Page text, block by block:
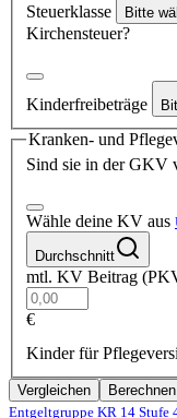
Steuerklasse Bitte
Kirchensteuer?
Kinderfreibeträge
Kranken- und
Sind sie in der GKV
Wähle deine KV aus
Durchschnitt
mtl. KV Beitrag
€
Kinder für
Vergleichen
Berechnen
Entgeltgruppe KR 14 Stufe